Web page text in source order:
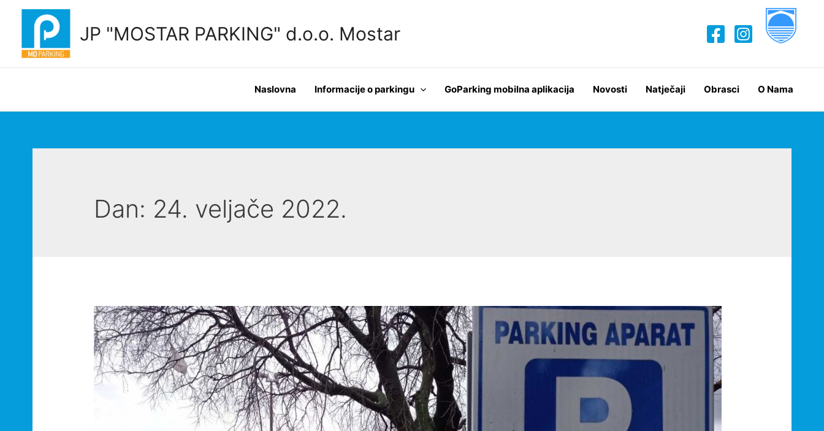
JP "MOSTAR PARKING" d.o.o. Mostar
Naslovna Informacije o parkingu GoParking mobilna aplikacija Novosti Natječaji Obrasci O Nama
Dan: 24. veljače 2022.